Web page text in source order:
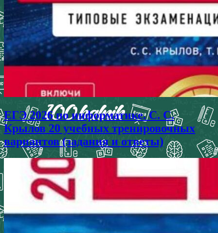
ЕГЭ 2026 по информатике. С. С.
Крылов 20 учебных тренировочных
вариантов (задания и ответы)